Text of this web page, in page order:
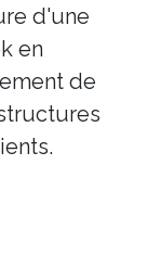
d'une
en
de